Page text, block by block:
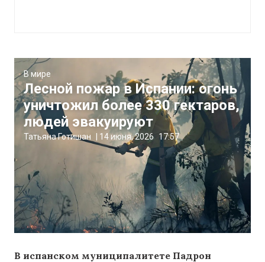
В мире
Лесной пожар в Испании: огонь
уничтожил более 330 гектаров,
людей эвакуируют
Татьяна Готишан 14 июня, 2026 17:57
В испанском муниципалитете Падрон